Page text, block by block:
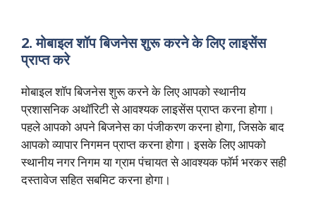
2. मोबाइल शॉप बिजनेस शुरू करने के लिए लाइसेंस
प्राप्त करे
मोबाइल शॉप बिजनेस शुरू करने के लिए आपको स्थानीय
प्रशासनिक अथॉरिटी से आवश्यक लाइसेंस प्राप्त करना होगा।
पहले आपको अपने बिजनेस का पंजीकरण करना होगा, जिसके बाद
आपको व्यापार निगमन प्राप्त करना होगा। इसके लिए आपको
स्थानीय नगर निगम या ग्राम पंचायत से आवश्यक फॉर्म भरकर सही
दस्तावेज सहित सबमिट करना होगा।